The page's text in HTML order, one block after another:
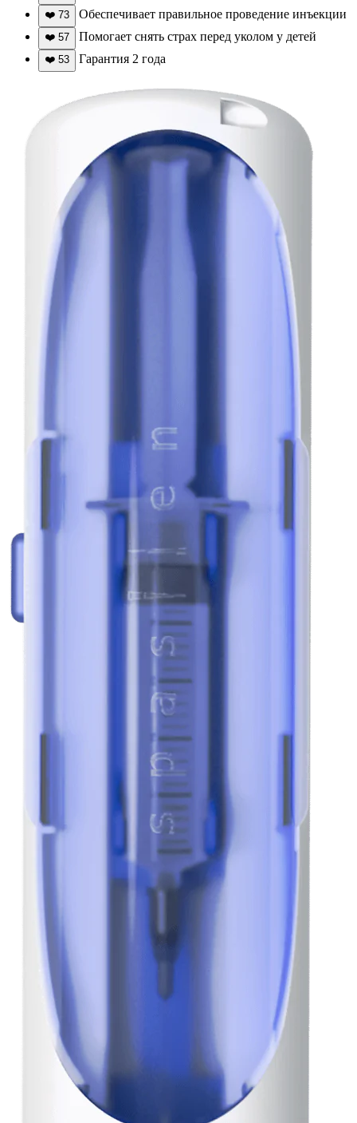
❤️ 73 Обеспечивает правильное проведение инъекции
❤️ 57 Помогает снять страх перед уколом у детей
❤️ 53 Гарантия 2 года